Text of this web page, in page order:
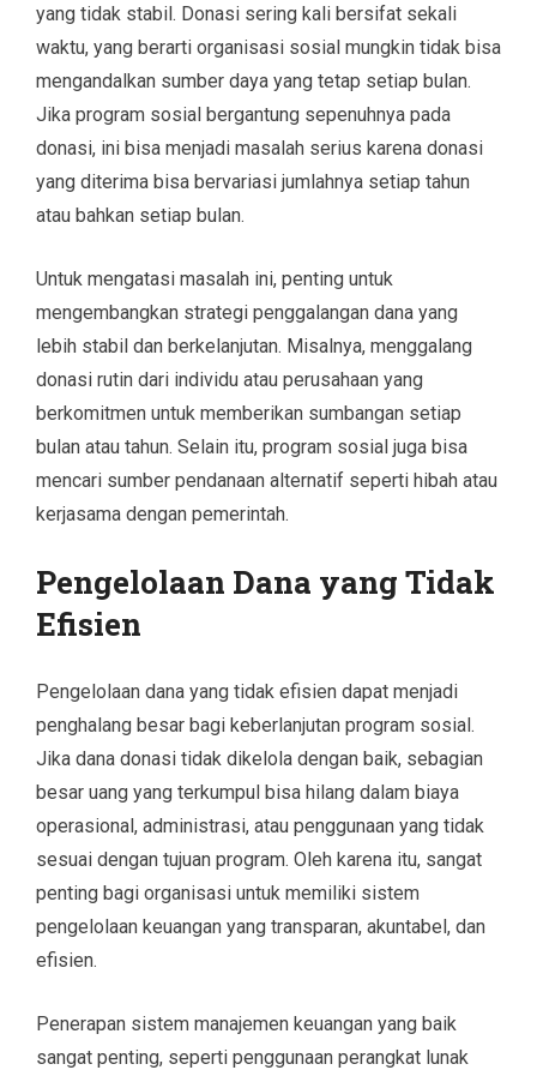
yang tidak stabil. Donasi sering kali bersifat sekali
waktu, yang berarti organisasi sosial mungkin tidak bisa
mengandalkan sumber daya yang tetap setiap bulan.
Jika program sosial bergantung sepenuhnya pada
donasi, ini bisa menjadi masalah serius karena donasi
yang diterima bisa bervariasi jumlahnya setiap tahun
atau bahkan setiap bulan.
Untuk mengatasi masalah ini, penting untuk
mengembangkan strategi penggalangan dana yang
lebih stabil dan berkelanjutan. Misalnya, menggalang
donasi rutin dari individu atau perusahaan yang
berkomitmen untuk memberikan sumbangan setiap
bulan atau tahun. Selain itu, program sosial juga bisa
mencari sumber pendanaan alternatif seperti hibah atau
kerjasama dengan pemerintah.
Pengelolaan Dana yang Tidak
Efisien
Pengelolaan dana yang tidak efisien dapat menjadi
penghalang besar bagi keberlanjutan program sosial.
Jika dana donasi tidak dikelola dengan baik, sebagian
besar uang yang terkumpul bisa hilang dalam biaya
operasional, administrasi, atau penggunaan yang tidak
sesuai dengan tujuan program. Oleh karena itu, sangat
penting bagi organisasi untuk memiliki sistem
pengelolaan keuangan yang transparan, akuntabel, dan
efisien.
Penerapan sistem manajemen keuangan yang baik
sangat penting, seperti penggunaan perangkat lunak